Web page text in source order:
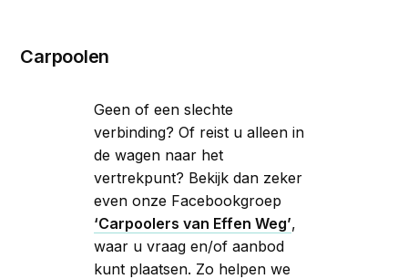
Carpoolen
Geen of een slechte
verbinding? Of reist u alleen in
de wagen naar het
vertrekpunt? Bekijk dan zeker
even onze Facebookgroep
‘Carpoolers van Effen Weg’,
waar u vraag en/of aanbod
kunt plaatsen. Zo helpen we